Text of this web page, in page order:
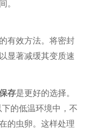
。
有效方法。将密封
显著减缓其变质速
存是更好的选择。
的低温环境中，不
的虫卵。这样处理